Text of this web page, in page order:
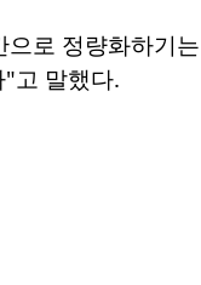
로 정량화하기
고 말했다.